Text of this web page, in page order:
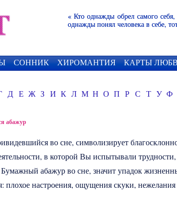
« Кто однажды обрел самого
однажды понял человека в себе,
СОННИК ХИРОМАНТИЯ КАРТЫ
Д Е Ж З И К Л М Н О П Р С Т У Ф
абажур
во сне, символизирует
в которой Вы испытывали
абажур во сне, значит упадок
плохое настроения, ощущения скуки, нежелания